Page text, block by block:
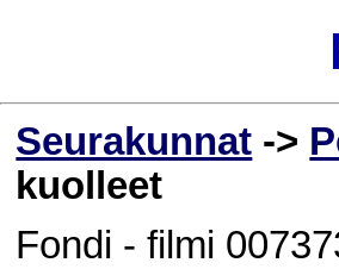
Seurakunnat ->
kuolleet
Fondi - filmi